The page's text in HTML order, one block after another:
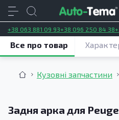
+38 063 881 09 93+38 096 250 84 38
Кузовні запчастини
Задня арка для
Все про товар